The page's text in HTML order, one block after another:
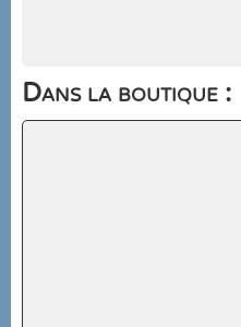
Dans la boutique :